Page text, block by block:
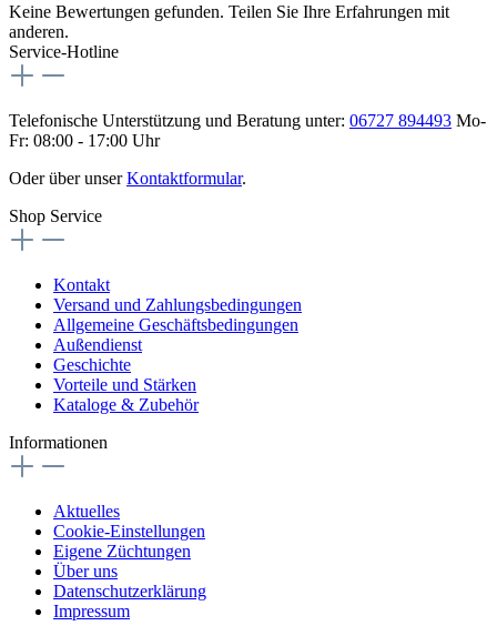
Keine Bewertungen gefunden. Teilen Sie Ihre Erfahrungen mit
anderen.
Service-Hotline
Telefonische Unterstützung und Beratung unter: 06727 894493 Mo-
Fr: 08:00 - 17:00 Uhr
Oder über unserKontaktformular.
Shop Service
Kontakt
Versand und Zahlungsbedingungen
Allgemeine Geschäftsbedingungen
Außendienst
Geschichte
Vorteile und Stärken
Kataloge & Zubehör
Informationen
Aktuelles
Cookie-Einstellungen
Eigene Züchtungen
Über uns
Datenschutzerklärung
Impressum